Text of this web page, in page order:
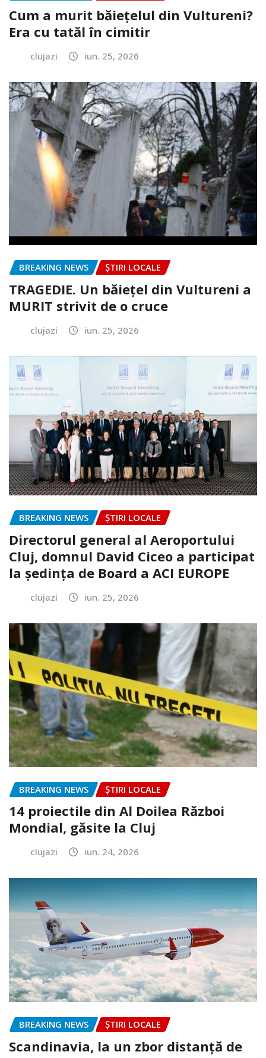
Cum a murit băiețelul din Vultureni?
Era cu tatăl în cimitir
clujazi iun. 25, 2026
BREAKING NEWS ȘTIRI LOCALE
TRAGEDIE. Un băiețel din Vultureni a
MURIT strivit de o cruce
clujazi iun. 25, 2026
BREAKING NEWS ȘTIRI LOCALE
Directorul general al Aeroportului
Cluj, domnul David Ciceo a participat
la ședința de Board a ACI EUROPE
clujazi iun. 25, 2026
BREAKING NEWS ȘTIRI LOCALE
14 proiectile din Al Doilea Război
Mondial, găsite la Cluj
clujazi iun. 24, 2026
BREAKING NEWS ȘTIRI LOCALE
Scandinavia, la un zbor distanță de